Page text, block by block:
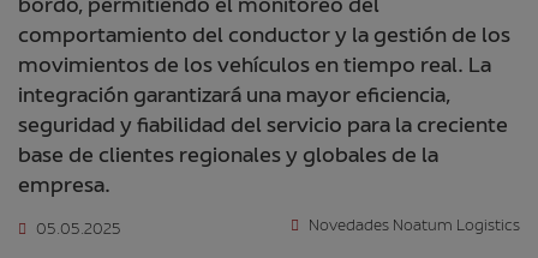
bordo, permitiendo el monitoreo del
comportamiento del conductor y la gestión de los
movimientos de los vehículos en tiempo real. La
integración garantizará una mayor eficiencia,
seguridad y fiabilidad del servicio para la creciente
base de clientes regionales y globales de la
empresa.
05.05.2025 Novedades Noatum Logistics